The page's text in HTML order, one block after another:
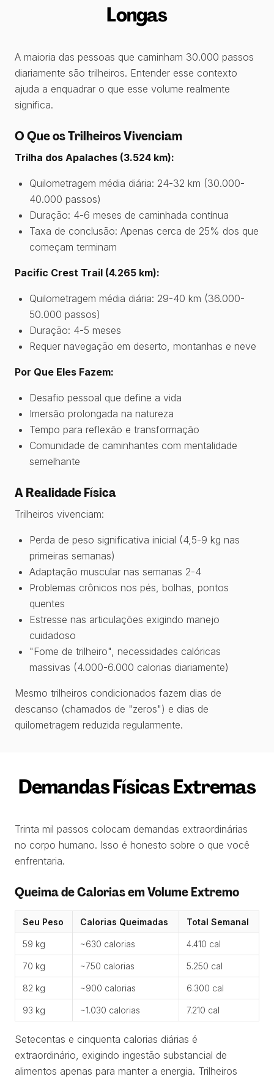
Longas
A maioria das pessoas que caminham 30.000 passos
diariamente são trilheiros. Entender esse contexto
ajuda a enquadrar o que esse volume realmente
significa.
O Que os Trilheiros Vivenciam
Trilha dos Apalaches (3.524 km):
Quilometragem média diária: 24-32 km (30.000-
40.000 passos)
Duração: 4-6 meses de caminhada contínua
Taxa de conclusão: Apenas cerca de 25% dos que
começam terminam
Pacific Crest Trail (4.265 km):
Quilometragem média diária: 29-40 km (36.000-
50.000 passos)
Duração: 4-5 meses
Requer navegação em deserto, montanhas e neve
Por Que Eles Fazem:
Desafio pessoal que define a vida
Imersão prolongada na natureza
Tempo para reflexão e transformação
Comunidade de caminhantes com mentalidade
semelhante
A Realidade Física
Trilheiros vivenciam:
Perda de peso significativa inicial (4,5-9 kg nas
primeiras semanas)
Adaptação muscular nas semanas 2-4
Problemas crônicos nos pés, bolhas, pontos
quentes
Estresse nas articulações exigindo manejo
cuidadoso
"Fome de trilheiro", necessidades calóricas
massivas (4.000-6.000 calorias diariamente)
Mesmo trilheiros condicionados fazem dias de
descanso (chamados de "zeros") e dias de
quilometragem reduzida regularmente.
Demandas Físicas Extremas
Trinta mil passos colocam demandas extraordinárias
no corpo humano. Isso é honesto sobre o que você
enfrentaria.
Queima de Calorias em Volume Extremo
Seu Peso Calorias Queimadas Total Semanal
59 kg ~630 calorias 4.410 cal
70 kg ~750 calorias 5.250 cal
82 kg ~900 calorias 6.300 cal
93 kg ~1.030 calorias 7.210 cal
Setecentas e cinquenta calorias diárias é
extraordinário, exigindo ingestão substancial de
alimentos apenas para manter a energia. Trilheiros